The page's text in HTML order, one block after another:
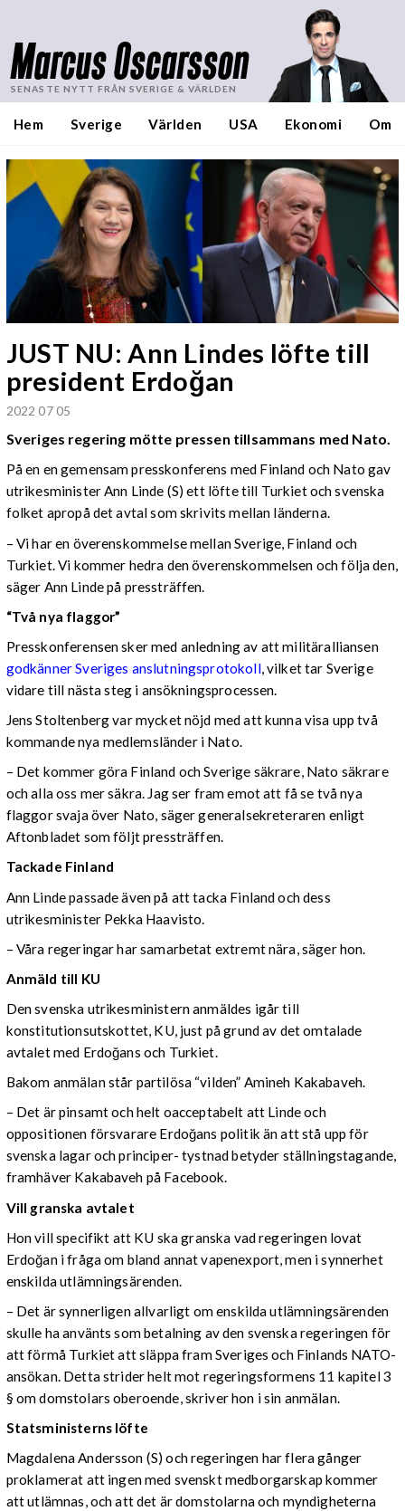
Marcus Oscarsson
SENASTE NYTT FRÅN SVERIGE & VÄRLDEN
Hem Sverige Världen USA Ekonomi Om
JUST NU: Ann Lindes löfte till
president Erdoğan
2022 07 05
Sveriges regering mötte pressen tillsammans med Nato.
På en en gemensam presskonferens med Finland och Nato gav
utrikesminister Ann Linde (S) ett löfte till Turkiet och svenska
folket apropå det avtal som skrivits mellan länderna.
– Vi har en överenskommelse mellan Sverige, Finland och
Turkiet. Vi kommer hedra den överenskommelsen och följa den,
säger Ann Linde på pressträffen.
“Två nya flaggor”
Presskonferensen sker med anledning av att militäralliansen
godkänner Sveriges anslutningsprotokoll, vilket tar Sverige
vidare till nästa steg i ansökningsprocessen.
Jens Stoltenberg var mycket nöjd med att kunna visa upp två
kommande nya medlemsländer i Nato.
– Det kommer göra Finland och Sverige säkrare, Nato säkrare
och alla oss mer säkra. Jag ser fram emot att få se två nya
flaggor svaja över Nato, säger generalsekreteraren enligt
Aftonbladet som följt pressträffen.
Tackade Finland
Ann Linde passade även på att tacka Finland och dess
utrikesminister Pekka Haavisto.
– Våra regeringar har samarbetat extremt nära, säger hon.
Anmäld till KU
Den svenska utrikesministern anmäldes igår till
konstitutionsutskottet, KU, just på grund av det omtalade
avtalet med Erdoğans och Turkiet.
Bakom anmälan står partilösa “vilden” Amineh Kakabaveh.
– Det är pinsamt och helt oacceptabelt att Linde och
oppositionen försvarare Erdoğans politik än att stå upp för
svenska lagar och principer- tystnad betyder ställningstagande,
framhäver Kakabaveh på Facebook.
Vill granska avtalet
Hon vill specifikt att KU ska granska vad regeringen lovat
Erdoğan i fråga om bland annat vapenexport, men i synnerhet
enskilda utlämningsärenden.
– Det är synnerligen allvarligt om enskilda utlämningsärenden
skulle ha använts som betalning av den svenska regeringen för
att förmå Turkiet att släppa fram Sveriges och Finlands NATO-
ansökan. Detta strider helt mot regeringsformens 11 kapitel 3
§ om domstolars oberoende, skriver hon i sin anmälan.
Statsministerns löfte
Magdalena Andersson (S) och regeringen har flera gånger
proklamerat att ingen med svenskt medborgarskap kommer
att utlämnas, och att det är domstolarna och myndigheterna